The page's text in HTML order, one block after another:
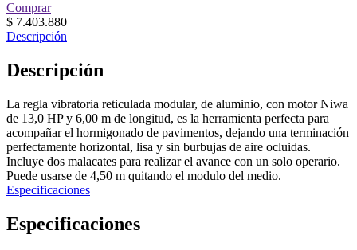
Comprar
$ 7.403.880
Descripción
Descripción
La regla vibratoria reticulada modular, de aluminio, con motor Niwa
de 13,0 HP y 6,00 m de longitud, es la herramienta perfecta para
acompañar el hormigonado de pavimentos, dejando una terminación
perfectamente horizontal, lisa y sin burbujas de aire ocluidas.
Incluye dos malacates para realizar el avance con un solo operario.
Puede usarse de 4,50 m quitando el modulo del medio.
Especificaciones
Especificaciones